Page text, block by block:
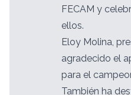
FECAM y
ellos.
Eloy Molina,
agradecido el
para el
También ha